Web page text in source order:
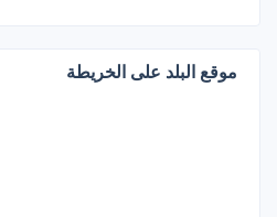
موقع البلد على الخريطة